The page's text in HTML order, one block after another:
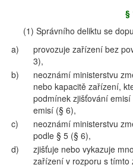
§
(1) Správního deliktu se
a)
provozuje zařízení bez
3),
b)
neoznámí ministerstvu
nebo kapacitě zařízení,
podmínek zjišťování
emisí (§ 6),
c)
neoznámí ministerstvu
podle § 5 (§ 6),
d)
zjišťuje nebo vykazuje
zařízení v rozporu s tímto